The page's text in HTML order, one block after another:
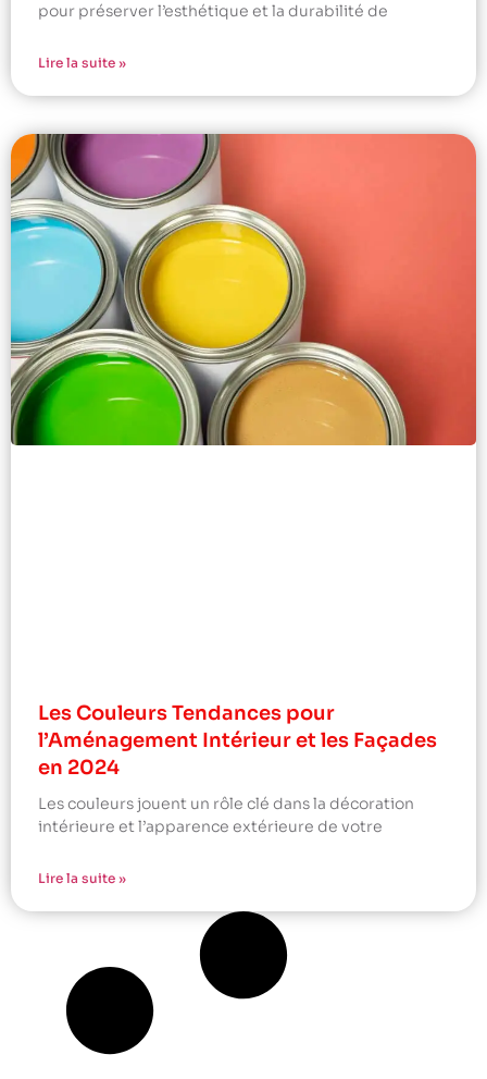
pour préserver l’esthétique et la durabilité de
Lire la suite »
Les Couleurs Tendances pour
l’Aménagement Intérieur et les Façades
en 2024
Les couleurs jouent un rôle clé dans la décoration
intérieure et l’apparence extérieure de votre
Lire la suite »